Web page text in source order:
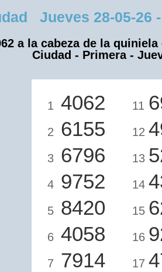
Jueves 28-05-26 -
a la cabeza de la
Ciudad - Primera -
1 4062
2 6155
3 6796
4 9752
5 8420
6 4058
7 7914
11
12
13
14
15
16
17